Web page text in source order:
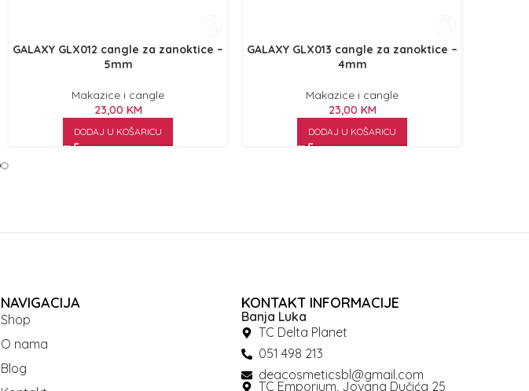
GALAXY GLX012 cangle za zanoktice –
5mm
Makazice i cangle
23,00 KM
DODAJ U KOŠARICU
GALAXY GLX013 cangle za zanoktice –
4mm
Makazice i cangle
23,00 KM
DODAJ U KOŠARICU
NAVIGACIJA
Shop
O nama
Blog
KONTAKT INFORMACIJE
Banja Luka
TC Delta Planet
051 498 213
deacosmeticsbl@gmail.com
TC Emporium, Jovana Dučića 25